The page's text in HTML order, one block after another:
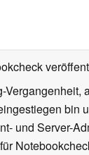
bin
und Server-